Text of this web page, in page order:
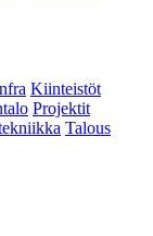
Kiinteistöt
Projektit
Talous